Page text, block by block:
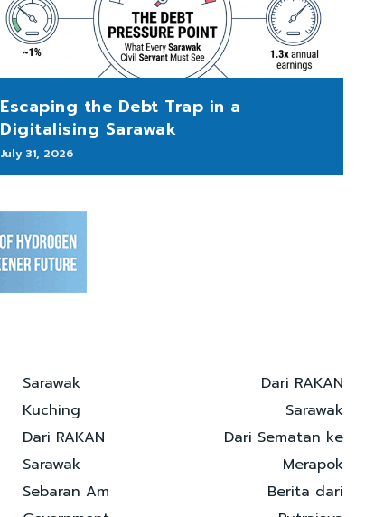
Escaping the Debt Trap in a
Digitalising Sarawak
July 31, 2026
Sarawak
Kuching
Dari RAKAN
Sarawak
Sebaran Am
Dari RAKAN
Sarawak
Dari Sematan ke
Merapok
Berita dari